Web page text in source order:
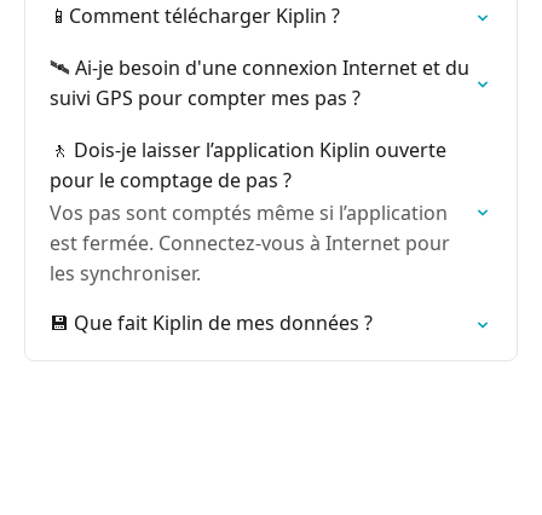
📱Comment télécharger Kiplin ?
🛰️ Ai-je besoin d'une connexion Internet et du
suivi GPS pour compter mes pas ?
🚶 Dois-je laisser l’application Kiplin ouverte
pour le comptage de pas ?
Vos pas sont comptés même si l’application
est fermée. Connectez-vous à Internet pour
les synchroniser.
💾 Que fait Kiplin de mes données ?